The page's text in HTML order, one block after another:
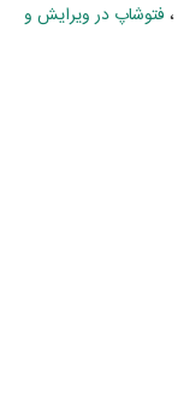
، فتوشاپ در ويرايش و